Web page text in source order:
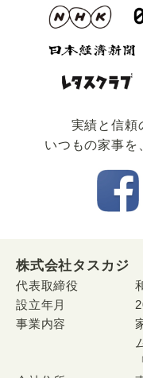
実績と信頼
いつもの家事を
株式会社タスカジ
代表取締役
設立年月
事業内容